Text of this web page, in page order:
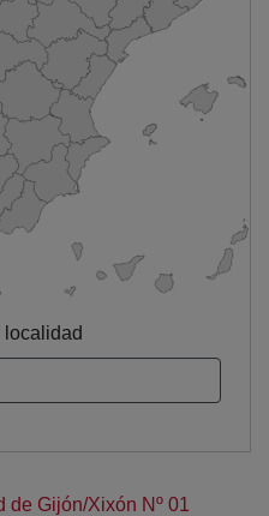
localidad
de Gijón/Xixón Nº 01